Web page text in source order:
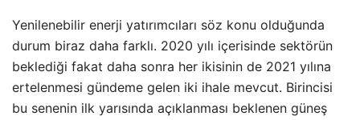
Yenilenebilir enerji yatırımcıları söz konu olduğunda
durum biraz daha farklı. 2020 yılı içerisinde sektörün
beklediği fakat daha sonra her ikisinin de 2021 yılına
ertelenmesi gündeme gelen iki ihale mevcut. Birincisi
bu senenin ilk yarısında açıklanması beklenen güneş